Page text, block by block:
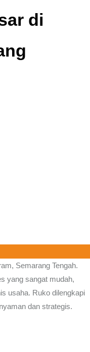
di
Semarang Tengah.
yang sangat mudah,
usaha. Ruko dilengkapi
dan strategis.